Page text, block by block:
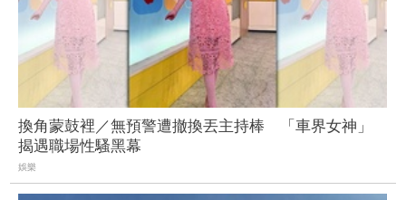
換角蒙鼓裡／無預警遭撤換丟主持棒 「車界女神」
揭遇職場性騷黑幕
娛樂